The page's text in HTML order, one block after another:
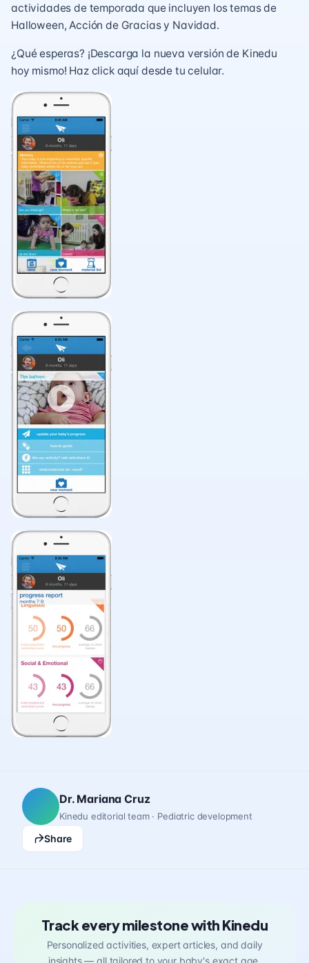
actividades de temporada que incluyen los temas de
Halloween, Acción de Gracias y Navidad.
¿Qué esperas? ¡Descarga la nueva versión de Kinedu
hoy mismo! Haz click aquí desde tu celular.
Dr. Mariana Cruz
Kinedu editorial team · Pediatric development
Share
Track every milestone with Kinedu
Personalized activities, expert articles, and daily